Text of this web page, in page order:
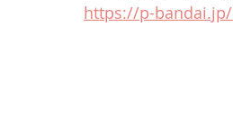
https://p-